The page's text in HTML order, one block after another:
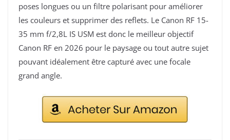
poses longues ou un filtre polarisant pour améliorer
les couleurs et supprimer des reflets. Le Canon RF 15-
35 mm f/2,8L IS USM est donc le meilleur objectif
Canon RF en 2026 pour le paysage ou tout autre sujet
pouvant idéalement être capturé avec une focale
grand angle.